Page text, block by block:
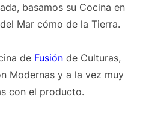
basamos su Cocina en
Mar cómo de la Tierra.
de Fusiónde Culturas,
Modernas y a la vez muy
con el producto.